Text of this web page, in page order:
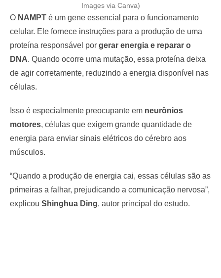
Images via Canva)
O NAMPT é um gene essencial para o funcionamento
celular. Ele fornece instruções para a produção de uma
proteína responsável por gerar energia e reparar o
DNA. Quando ocorre uma mutação, essa proteína deixa
de agir corretamente, reduzindo a energia disponível nas
células.
Isso é especialmente preocupante em neurônios
motores, células que exigem grande quantidade de
energia para enviar sinais elétricos do cérebro aos
músculos.
“Quando a produção de energia cai, essas células são as
primeiras a falhar, prejudicando a comunicação nervosa”,
explicou Shinghua Ding, autor principal do estudo.